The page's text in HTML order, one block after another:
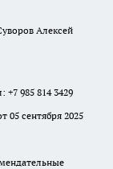
Алексей
985 814 3429
05 сентября 2025